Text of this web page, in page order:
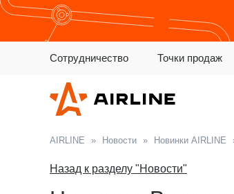
Сотрудничество Точки продаж
AIRLINE » Новости » Новинки AIRLINE
Назад к разделу "Новости"